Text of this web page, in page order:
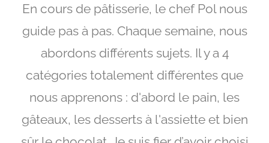
En cours de pâtisserie, le chef Pol nous
guide pas à pas. Chaque semaine, nous
abordons différents sujets. Il y a 4
catégories totalement différentes que
nous apprenons : d'abord le pain, les
gâteaux, les desserts à l'assiette et bien